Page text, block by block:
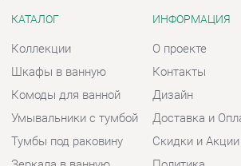
Зеркала в ванную
Умывальники
Политика
Гарантия
ГОРОДА
Екатеринбург
КОНТАКТЫ
Адрес: г. Екатеринбург,